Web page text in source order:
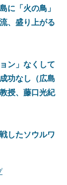
に「火の鳥」
、盛り上がる
ン」なくして
功なし（広島
授、藤口光紀
したソウルワ